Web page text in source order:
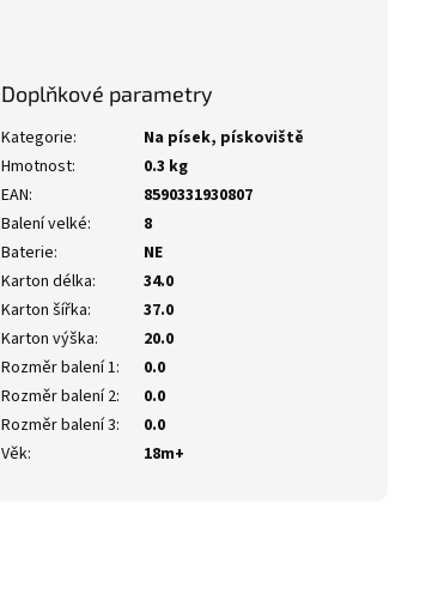
Doplňkové parametry
Kategorie:
Na písek, pískoviště
Hmotnost:
0.3 kg
EAN:
8590331930807
Balení velké:
8
Baterie:
NE
Karton délka:
34.0
Karton šířka:
37.0
Karton výška:
20.0
Rozměr balení 1:
0.0
Rozměr balení 2:
0.0
Rozměr balení 3:
0.0
Věk: 18m+